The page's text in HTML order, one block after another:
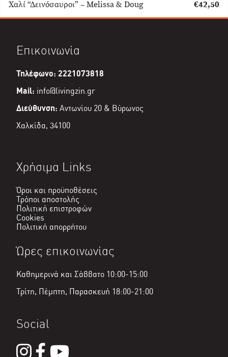
Χαλί “Δεινόσαυροι” – Melissa & Doug
Original
was:
€42,50
τρέχουσα
Επικοινωνία
Τηλέφωνο: 2221073818
Mail: info@livingzin.gr
Διεύθυνση: Αντωνίου 20 & Βύρωνος
Χαλκίδα, 34100
Χρήσιμα Links
Όροι και προϋποθέσεις
Τρόποι αποστολής
Πολιτική επιστροφών
Cookies
Πολιτική απορρήτου
Ώρες επικοινωνίας
Καθημερινά και Σάββατο 10:00-15:00
Τρίτη, Πέμπτη, Παρασκευή 18:00-21:00
Social